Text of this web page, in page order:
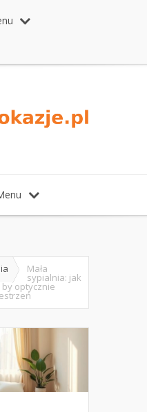
Mała
sypialnia: jak
by optycznie